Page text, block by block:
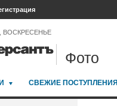
ВОСКРЕСЕНЬЕ
Фото
СВЕЖИЕ ПОСТУПЛЕНИЯ